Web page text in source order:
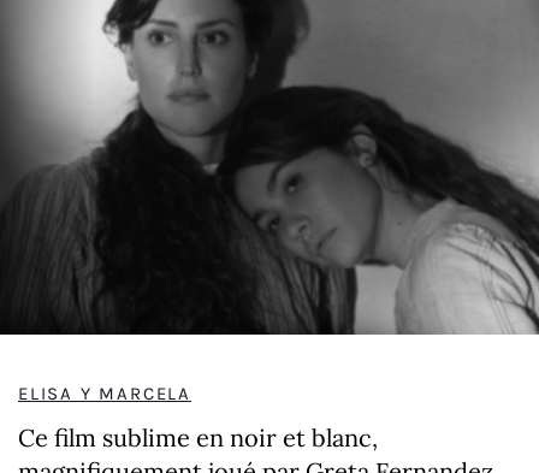
ELISA Y MARCELA
Ce film sublime en noir et blanc,